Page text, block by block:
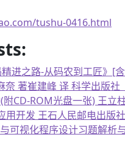
tushu-0416.html
进之路-从码农到工匠》[
奈 著崔建峰 译 科学出版
附CD-ROM光盘一张) 王
用开发 王石人民邮电出
可视化程序设计习题解